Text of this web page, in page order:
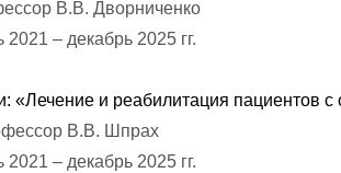
В.В. Дворниченко
– декабрь 2025 гг.
«Лечение и реабилитация пациентов
В.В. Шпрах
– декабрь 2025 гг.